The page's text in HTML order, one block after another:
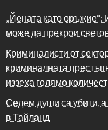
„Йената като
може да прекрои
Криминалисти от
криминалната
иззеха голямо
Седем души са убити,
в Тайланд